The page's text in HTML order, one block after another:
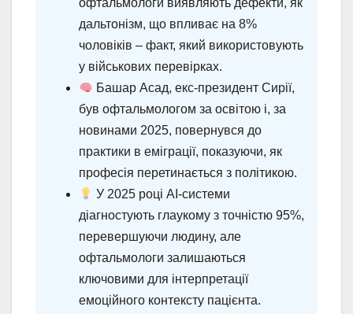
офтальмологи виявляють дефекти, як
дальтонізм, що впливає на 8%
чоловіків – факт, який використовують
у військових перевірках.
Башар Асад, екс-президент Сирії,
був офтальмологом за освітою і, за
новинами 2025, повернувся до
практики в еміграції, показуючи, як
професія перетинається з політикою.
У 2025 році AI-системи
діагностують глаукому з точністю 95%,
перевершуючи людину, але
офтальмологи залишаються
ключовими для інтерпретації
емоційного контексту пацієнта.